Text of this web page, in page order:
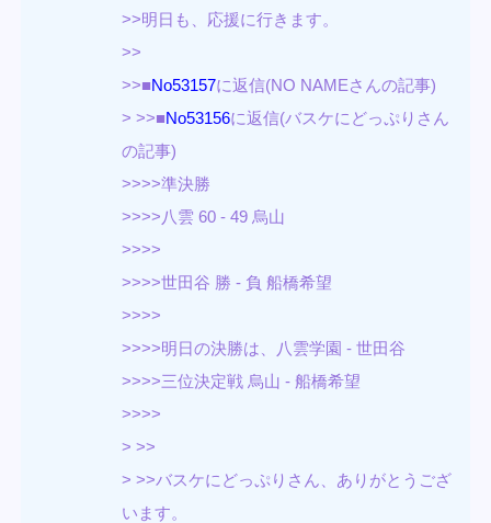
>>明日も、応援に行きます。
>>
>>■No53157に返信(NO NAMEさんの記事)
> >>■No53156に返信(バスケにどっぷりさん
の記事)
>>>>準決勝
>>>>八雲 60 - 49 烏山
>>>>
>>>>世田谷 勝 - 負 船橋希望
>>>>
>>>>明日の決勝は、八雲学園 - 世田谷
>>>>三位決定戦 烏山 - 船橋希望
>>>>
> >>
> >>バスケにどっぷりさん、ありがとうござ
います。